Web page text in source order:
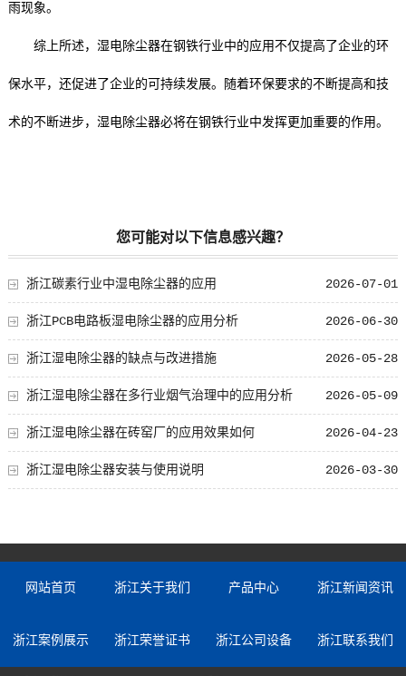
雨现象。
综上所述，湿电除尘器在钢铁行业中的应用不仅提高了企业的环
保水平，还促进了企业的可持续发展。随着环保要求的不断提高和技
术的不断进步，湿电除尘器必将在钢铁行业中发挥更加重要的作用。
您可能对以下信息感兴趣？
2026-07-01
浙江碳素行业中湿电除尘器的应用
2026-06-30
浙江PCB电路板湿电除尘器的应用分析
2026-05-28
浙江湿电除尘器的缺点与改进措施
2026-05-09
浙江湿电除尘器在多行业烟气治理中的应用分析
2026-04-23
浙江湿电除尘器在砖窑厂的应用效果如何
2026-03-30
浙江湿电除尘器安装与使用说明
网站首页 浙江关于我们 产品中心 浙江新闻资讯
浙江案例展示 浙江荣誉证书 浙江公司设备 浙江联系我们